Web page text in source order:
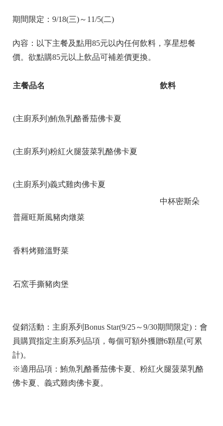
期間限定：9/18(三)～11/5(二)
內容：以下主餐及點用85元以內任何飲料，享星想餐
價。欲點購85元以上飲品可補差價更換。
主餐品名 飲料
(主廚系列)鮪魚乳酪番茄佛卡夏
中杯密斯朵
(主廚系列)粉紅火腿菠菜乳酪佛卡夏
(主廚系列)義式雞肉佛卡夏
普羅旺斯風豬肉燉菜
香料烤雞溫野菜
石窯手撕豬肉堡
促銷活動：主廚系列Bonus Star(9/25～9/30期間限定)：會
員購買指定主廚系列品項，每個可額外獲贈6顆星(可累
計)。
※適用品項：鮪魚乳酪番茄佛卡夏、粉紅火腿菠菜乳酪
佛卡夏、義式雞肉佛卡夏。